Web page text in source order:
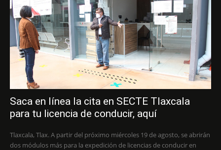
Saca en línea la cita en SECTE Tlaxcala
para tu licencia de conducir, aquí
Tlaxcala, Tlax. A partir del próximo miércoles 19 de agosto, se abrirán
dos módulos más para la expedición de licencias de conducir en